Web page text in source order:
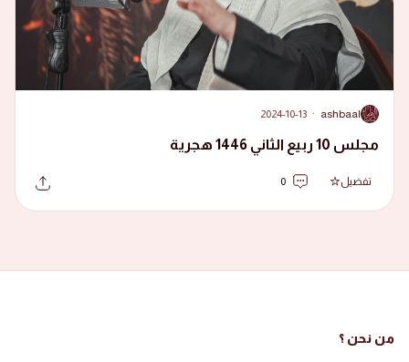
A
ashbaal
·
2024-10-13
مجلس 10 ربيع الثاني 1446 هجرية
تفضيل 0
من نحن ؟